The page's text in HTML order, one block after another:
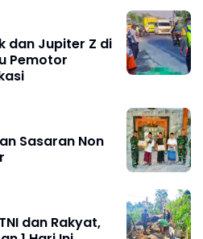
dan Jupiter Z di
Pemotor
Sasaran Non
dan Rakyat,